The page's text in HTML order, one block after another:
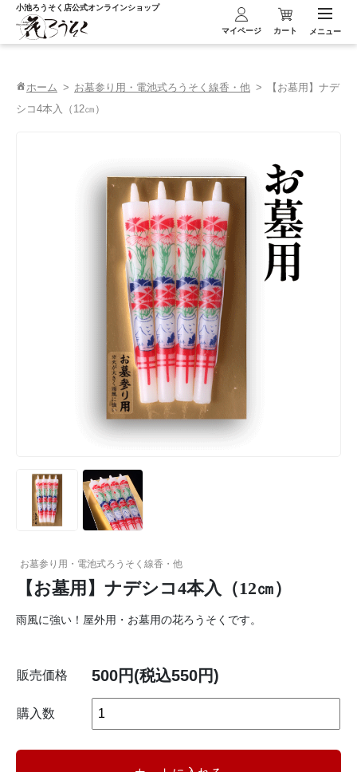
小池ろうそく店公式オンラインショップ
マイページ カート メニュー
ホーム お墓参り用・電池式ろうそく線香・他
【お墓用】ナデ
シコ4本入（12㎝）
お墓参り用・電池式ろうそく線香・他
【お墓用】ナデシコ4本入（12㎝）
雨風に強い！屋外用・お墓用の花ろうそくです。
販売価格 500円(税込550円)
購入数